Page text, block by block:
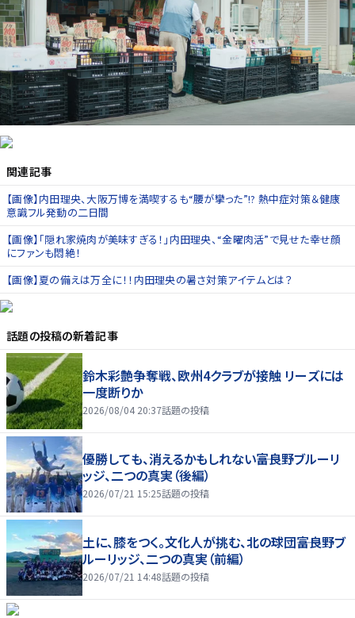
関連記事
【画像】内田理央、大阪万博を満喫するも“腰が攣った”!? 熱中症対策＆健康
意識フル発動の二日間
【画像】「隠れ家焼肉が美味すぎる！」内田理央、“金曜肉活”で見せた幸せ顔
にファンも悶絶！
【画像】夏の備えは万全に！！内田理央の暑さ対策アイテムとは？
話題の投稿の新着記事
鈴木彩艶争奪戦、欧州4クラブが接触 リーズには
一度断りか
2026/08/04 20:37話題の投稿
優勝しても、消えるかもしれない――富良野ブルーリ
ッジ、二つの真実（後編）
2026/07/21 15:25話題の投稿
土に、膝をつく。文化人が挑む、北の球団――富良野ブ
ルーリッジ、二つの真実（前編）
2026/07/21 14:48話題の投稿